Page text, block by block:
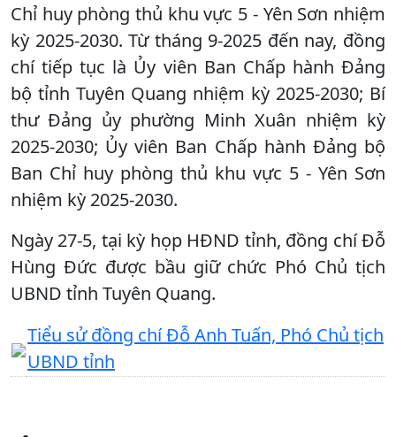
Chỉ huy phòng thủ khu vực 5 - Yên Sơn nhiệm
kỳ 2025-2030. Từ tháng 9-2025 đến nay, đồng
chí tiếp tục là Ủy viên Ban Chấp hành Đảng
bộ tỉnh Tuyên Quang nhiệm kỳ 2025-2030; Bí
thư Đảng ủy phường Minh Xuân nhiệm kỳ
2025-2030; Ủy viên Ban Chấp hành Đảng bộ
Ban Chỉ huy phòng thủ khu vực 5 - Yên Sơn
nhiệm kỳ 2025-2030.
Ngày 27-5, tại kỳ họp HĐND tỉnh, đồng chí Đỗ
Hùng Đức được bầu giữ chức Phó Chủ tịch
UBND tỉnh Tuyên Quang.
Tiểu sử đồng chí Đỗ Anh Tuấn, Phó Chủ tịch
UBND tỉnh